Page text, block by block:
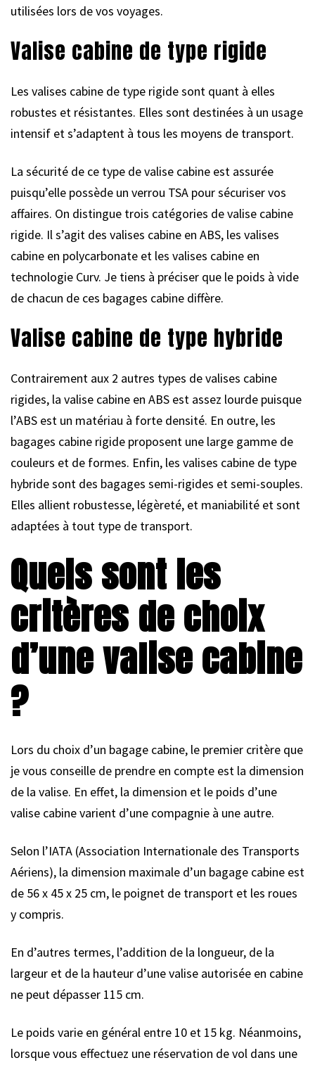
utilisées lors de vos voyages.
Valise cabine de type rigide
Les valises cabine de type rigide sont quant à elles
robustes et résistantes. Elles sont destinées à un usage
intensif et s’adaptent à tous les moyens de transport.
La sécurité de ce type de valise cabine est assurée
puisqu’elle possède un verrou TSA pour sécuriser vos
affaires. On distingue trois catégories de valise cabine
rigide. Il s’agit des valises cabine en ABS, les valises
cabine en polycarbonate et les valises cabine en
technologie Curv. Je tiens à préciser que le poids à vide
de chacun de ces bagages cabine diffère.
Valise cabine de type hybride
Contrairement aux 2 autres types de valises cabine
rigides, la valise cabine en ABS est assez lourde puisque
l’ABS est un matériau à forte densité. En outre, les
bagages cabine rigide proposent une large gamme de
couleurs et de formes. Enfin, les valises cabine de type
hybride sont des bagages semi-rigides et semi-souples.
Elles allient robustesse, légèreté, et maniabilité et sont
adaptées à tout type de transport.
Quels sont les
critères de choix
d’une valise cabine
?
Lors du choix d’un bagage cabine, le premier critère que
je vous conseille de prendre en compte est la dimension
de la valise. En effet, la dimension et le poids d’une
valise cabine varient d’une compagnie à une autre.
Selon l’IATA (Association Internationale des Transports
Aériens), la dimension maximale d’un bagage cabine est
de 56 x 45 x 25 cm, le poignet de transport et les roues
y compris.
En d’autres termes, l’addition de la longueur, de la
largeur et de la hauteur d’une valise autorisée en cabine
ne peut dépasser 115 cm.
Le poids varie en général entre 10 et 15 kg. Néanmoins,
lorsque vous effectuez une réservation de vol dans une